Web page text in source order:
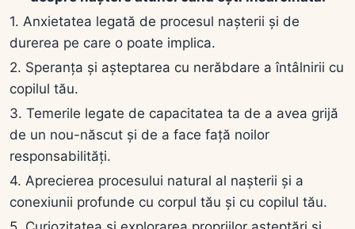
1. Anxietatea legată de procesul nașterii și de
durerea pe care o poate implica.
2. Speranța și așteptarea cu nerăbdare a întâlnirii cu
copilul tău.
3. Temerile legate de capacitatea ta de a avea grijă
de un nou-născut și de a face față noilor
responsabilități.
4. Aprecierea procesului natural al nașterii și a
conexiunii profunde cu corpul tău și cu copilul tău.